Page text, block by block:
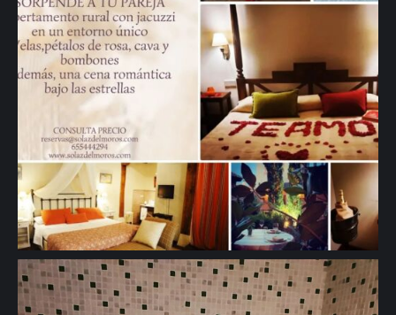
🖱 www.solazdelmoros.com #turismorural #viajes #romanticismo
#tranquilidad #naturaleza #jacuzzi" aria-hidden="true">